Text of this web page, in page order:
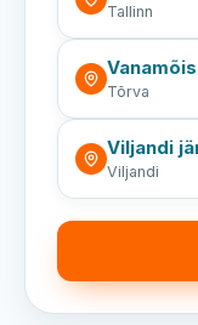
Tallinn
Tõrva
Viljandi
Viljandi